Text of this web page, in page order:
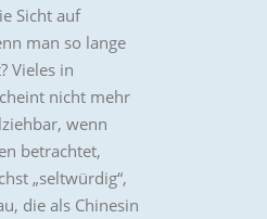
Sicht auf
man so lange
Vieles in
nicht mehr
wenn
betrachtet,
„seltwürdig“,
die als Chinesin